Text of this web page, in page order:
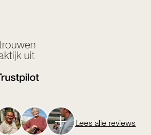
uit
Lees alle reviews